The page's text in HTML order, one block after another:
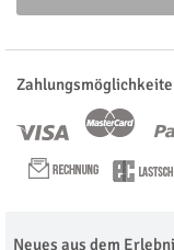
Neues aus dem